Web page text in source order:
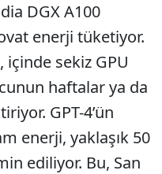
DGX A100
enerji tüketiyor.
sekiz GPU
haftalar ya da
GPT-4’ün
enerji, yaklaşık 50
ediliyor. Bu, San